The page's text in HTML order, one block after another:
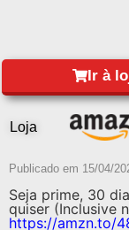
Ir à
Loja
Publicado em 15/04/
Seja prime, 30
quiser (Inclusive
https://amzn.to/